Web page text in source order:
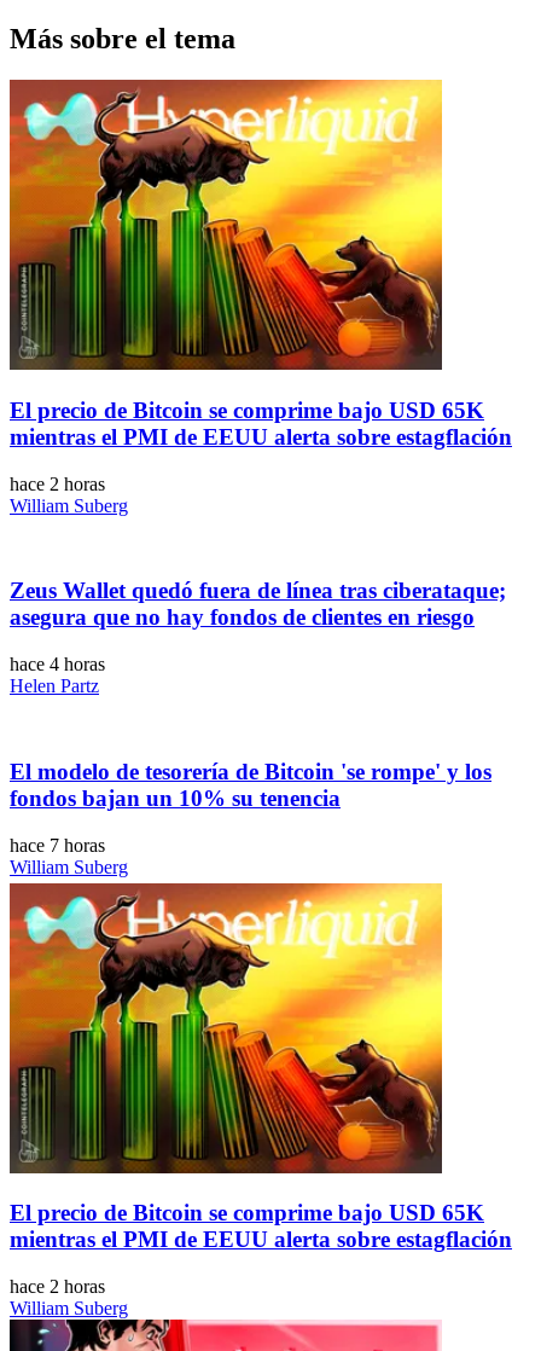
Más sobre el tema
El precio de Bitcoin se comprime bajo USD 65K
mientras el PMI de EEUU alerta sobre estagflación
hace 2 horas
William Suberg
Zeus Wallet quedó fuera de línea tras ciberataque;
asegura que no hay fondos de clientes en riesgo
hace 4 horas
Helen Partz
El modelo de tesorería de Bitcoin 'se rompe' y los
fondos bajan un 10% su tenencia
hace 7 horas
William Suberg
El precio de Bitcoin se comprime bajo USD 65K
mientras el PMI de EEUU alerta sobre estagflación
hace 2 horas
William Suberg